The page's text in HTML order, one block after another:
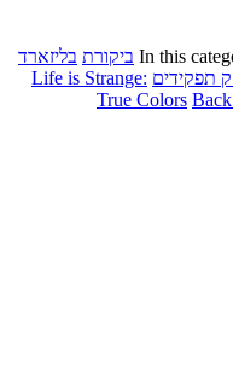
In this ביקורת בליזארד
תפקידים Life is Strange:
True Colors